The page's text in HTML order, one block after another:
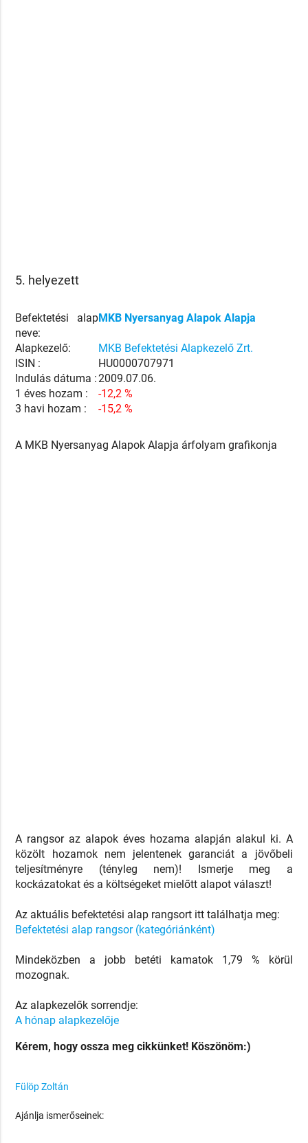
5. helyezett
Befektetési alap
neve:
MKB Nyersanyag Alapok Alapja
Alapkezelő:
MKB Befektetési Alapkezelő Zrt.
ISIN :
HU0000707971
Indulás dátuma :2009.07.06.
1 éves hozam :
-12,2 %
3 havi hozam :
-15,2 %
A MKB Nyersanyag Alapok Alapja árfolyam grafikonja
A rangsor az alapok éves hozama alapján alakul ki. A
közölt hozamok nem jelentenek garanciát a jövőbeli
teljesítményre (tényleg nem)! Ismerje meg a
kockázatokat és a költségeket mielőtt alapot választ!
Az aktuális befektetési alap rangsort itt találhatja meg:
Befektetési alap rangsor (kategóriánként)
Mindeközben a jobb betéti kamatok 1,79 % körül
mozognak.
Az alapkezelők sorrendje:
A hónap alapkezelője
Kérem, hogy ossza meg cikkünket! Köszönöm:)
Fülöp Zoltán
Ajánlja ismerőseinek: